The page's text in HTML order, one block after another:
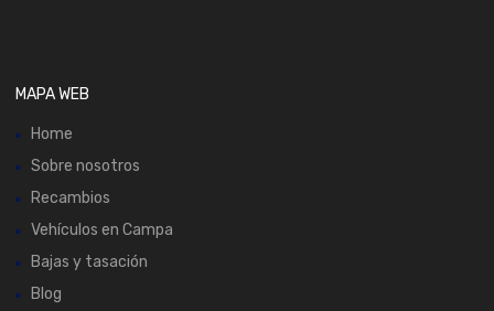
MAPA WEB
Home
Sobre nosotros
Recambios
Vehículos en Campa
Bajas y tasación
Blog